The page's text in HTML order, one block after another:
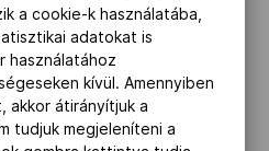
külföldi delegáció
a magyar a
ennek tudható
a cookie-k használatába,
adatokat is
használatához
kívül. Amennyiben
akkor átirányítjuk a
tudjuk megjeleníteni a